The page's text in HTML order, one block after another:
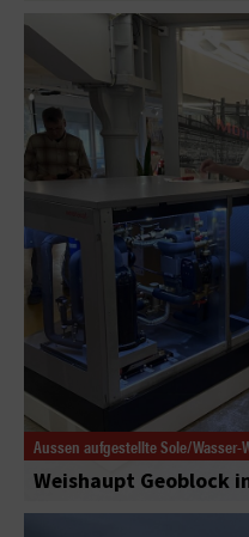
Aussen aufgestellte Sole/Wasser-
Weishaupt Geoblock